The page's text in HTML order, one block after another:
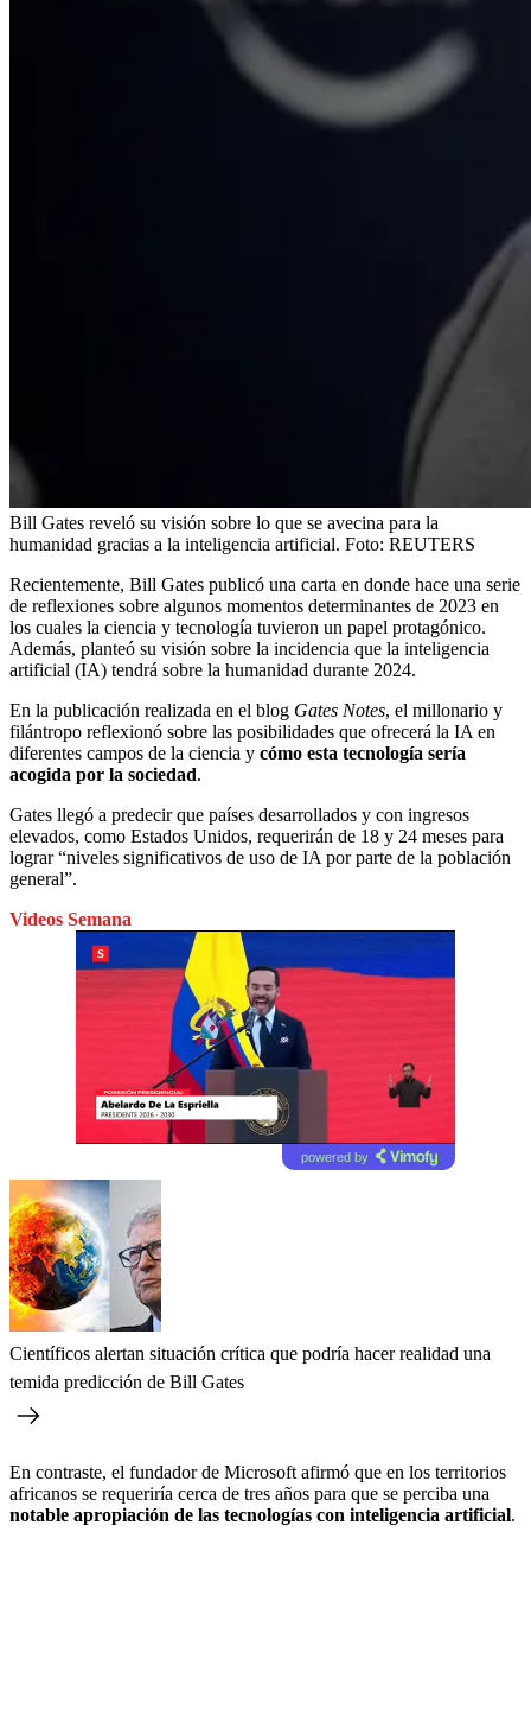
Bill Gates reveló su visión sobre lo que se avecina para la
humanidad gracias a la inteligencia artificial. Foto: REUTERS
Recientemente, Bill Gates publicó una carta en donde hace una serie
de reflexiones sobre algunos momentos determinantes de 2023 en
los cuales la ciencia y tecnología tuvieron un papel protagónico.
Además, planteó su visión sobre la incidencia que la inteligencia
artificial (IA) tendrá sobre la humanidad durante 2024.
En la publicación realizada en el blog Gates Notes, el millonario y
filántropo reflexionó sobre las posibilidades que ofrecerá la IA en
diferentes campos de la ciencia y cómo esta tecnología sería
acogida por la sociedad.
Gates llegó a predecir que países desarrollados y con ingresos
elevados, como Estados Unidos, requerirán de 18 y 24 meses para
lograr “niveles significativos de uso de IA por parte de la población
general”.
Videos Semana
powered by
Científicos alertan situación crítica que podría hacer realidad una
temida predicción de Bill Gates
En contraste, el fundador de Microsoft afirmó que en los territorios
africanos se requeriría cerca de tres años para que se perciba una
notable apropiación de las tecnologías con inteligencia artificial.